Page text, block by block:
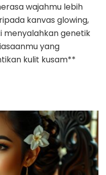
wajahmu lebih
kanvas glowing,
menyalahkan genetik
yang
kulit kusam**